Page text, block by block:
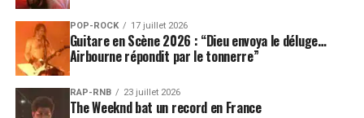
POP-ROCK 17 juillet 2026
Guitare en Scène 2026 : “Dieu envoya le déluge…
Airbourne répondit par le tonnerre”
RAP-RNB 23 juillet 2026
The Weeknd bat un record en France